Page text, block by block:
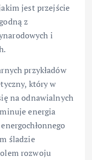
jest przejście
z
i
przykładów
który w
na odnawialnych
energia
śladzie
rozwoju